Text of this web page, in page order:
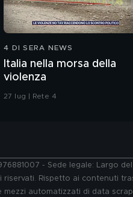
4 DI SERA NEWS
Italia nella morsa della
violenza
27 lug | Rete 4
- Sede legale: Largo
Rispetto ai contenuti
automatizzati di data